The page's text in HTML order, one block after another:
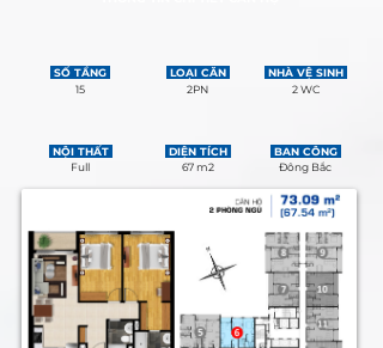
SỐ TẦNG
15
LOẠI CĂN
2PN
NHÀ VỆ SINH
2 WC
NỘI THẤT
Full
DIỆN TÍCH
67 m2
BAN CÔNG
Đông Bắc